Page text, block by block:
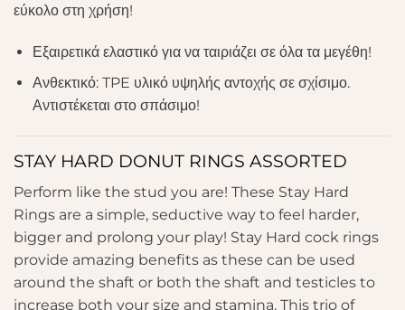
εύκολο στη χρήση!
Εξαιρετικά ελαστικό για να ταιριάζει σε όλα τα μεγέθη!
Ανθεκτικό: TPE υλικό υψηλής αντοχής σε σχίσιμο.
Αντιστέκεται στο σπάσιμο!
STAY HARD DONUT RINGS ASSORTED
Perform like the stud you are! These Stay Hard
Rings are a simple, seductive way to feel harder,
bigger and prolong your play! Stay Hard cock rings
provide amazing benefits as these can be used
around the shaft or both the shaft and testicles to
increase both your size and stamina. This trio of